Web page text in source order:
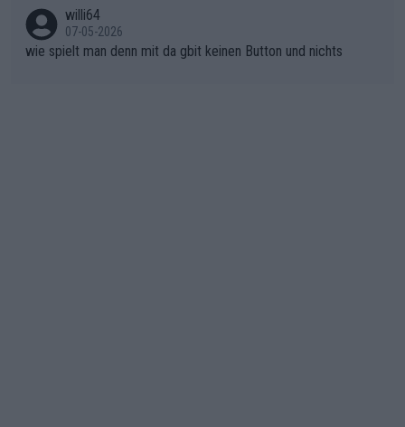
n)
willi64
07-05-2026
wie spielt man denn mit da gbit keinen Button und nichts